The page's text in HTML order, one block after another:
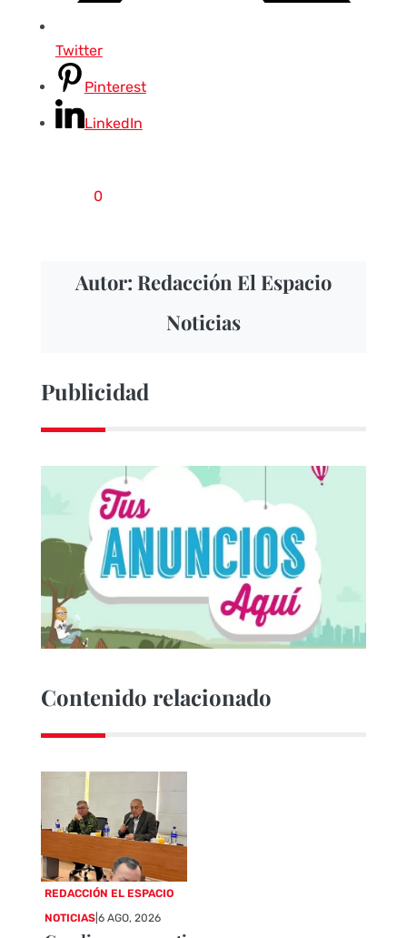
Twitter
Pinterest
LinkedIn
0
Autor: Redacción El Espacio
Noticias
Publicidad
Contenido relacionado
REDACCIÓN EL ESPACIO
NOTICIAS |6 AGO, 2026